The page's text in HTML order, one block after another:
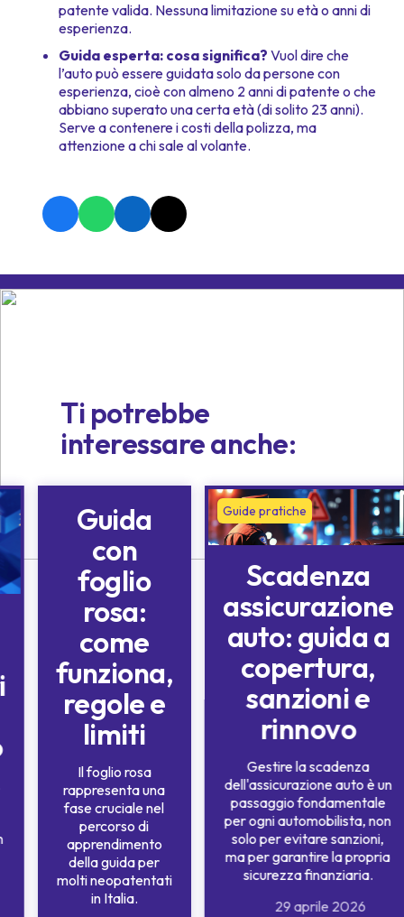
patente valida. Nessuna limitazione su età o anni di
esperienza.
Guida esperta: cosa significa? Vuol dire che
l’auto può essere guidata solo da persone con
esperienza, cioè con almeno 2 anni di patente o che
abbiano superato una certa età (di solito 23 anni).
Serve a contenere i costi della polizza, ma
attenzione a chi sale al volante.
Ti potrebbe
interessare anche:
Guide pratiche
Guida
con
foglio
rosa:
come
funziona,
regole e
limiti
Il foglio rosa
rappresenta una
fase cruciale nel
percorso di
apprendimento
della guida per
molti neopatentati
in Italia.
Guide pratiche
Scadenza
assicurazione
auto: guida a
copertura,
sanzioni e
rinnovo
Gestire la scadenza
dell'assicurazione auto è un
passaggio fondamentale
per ogni automobilista, non
solo per evitare sanzioni,
ma per garantire la propria
sicurezza finanziaria.
29 aprile 2026